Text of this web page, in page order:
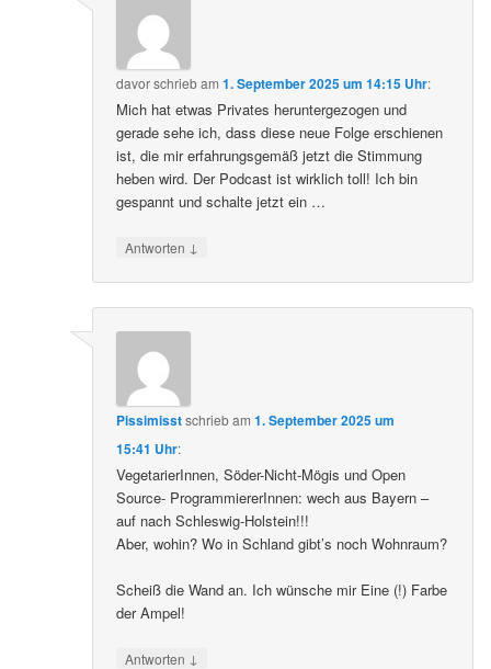
davorschriebam1. September 2025 um 14:15 Uhr:
Mich hat etwas Privates heruntergezogen und
gerade sehe ich, dass diese neue Folge erschienen
ist, die mir erfahrungsgemäß jetzt die Stimmung
heben wird. Der Podcast ist wirklich toll! Ich bin
gespannt und schalte jetzt ein …
Antworten ↓
Pissimisstschriebam1. September 2025 um
15:41 Uhr:
VegetarierInnen, Söder-Nicht-Mögis und Open
Source- ProgrammiererInnen: wech aus Bayern –
auf nach Schleswig-Holstein!!!
Aber, wohin? Wo in Schland gibt’s noch Wohnraum?
Scheiß die Wand an. Ich wünsche mir Eine (!) Farbe
der Ampel!
Antworten ↓